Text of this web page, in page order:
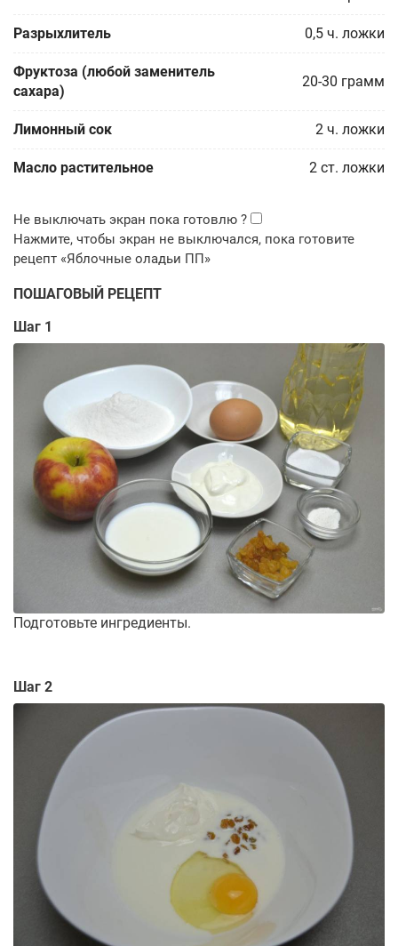
Разрыхлитель 0,5 ч. ложки
Фруктоза (любой заменитель
сахара)
20-30 грамм
Лимонный сок 2 ч. ложки
Масло растительное 2 ст. ложки
ПОШАГОВЫЙ РЕЦЕПТ
Шаг 1
Подготовьте ингредиенты.
Шаг 2